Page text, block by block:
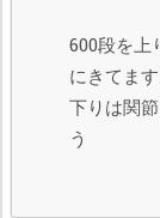
600段を上
にきてます
下りは関
う